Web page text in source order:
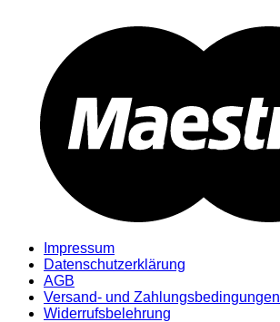
Impressum
Datenschutzerklärung
AGB
Versand- und Zahlungsbedingungen
Widerrufsbelehrung